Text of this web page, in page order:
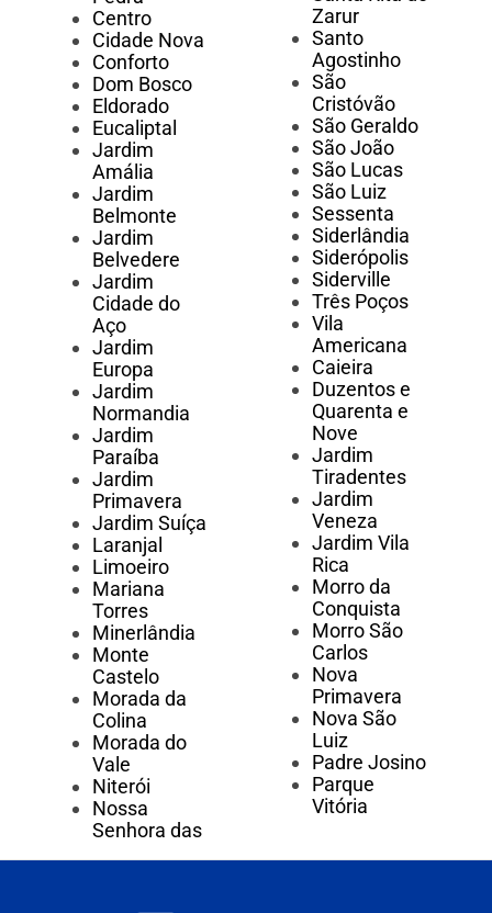
Centro
Cidade Nova
Conforto
Dom Bosco
Eldorado
Eucaliptal
Jardim
Amália
Jardim
Belmonte
Jardim
Belvedere
Jardim
Cidade do
Aço
Jardim
Europa
Jardim
Normandia
Jardim
Paraíba
Jardim
Primavera
Jardim Suíça
Laranjal
Limoeiro
Mariana
Torres
Minerlândia
Monte
Castelo
Morada da
Colina
Morada do
Vale
Niterói
Nossa
Senhora das
Zarur
Santo
Agostinho
São
Cristóvão
São Geraldo
São João
São Lucas
São Luiz
Sessenta
Siderlândia
Siderópolis
Siderville
Três Poços
Vila
Americana
Caieira
Duzentos e
Quarenta e
Nove
Jardim
Tiradentes
Jardim
Veneza
Jardim Vila
Rica
Morro da
Conquista
Morro São
Carlos
Nova
Primavera
Nova São
Luiz
Padre Josino
Parque
Vitória